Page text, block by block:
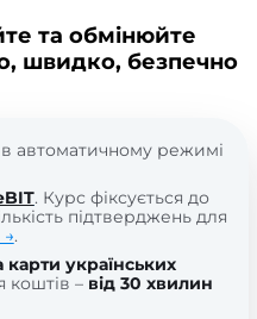
та обмінюйте
швидко, безпечно
автоматичному режимі
. Курс фіксується до
підтверджень для
.
карти українських
коштів – від 30 хвилин